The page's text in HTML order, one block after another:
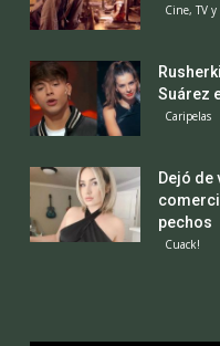
Cine, TV y
Suárez
Caripelas
Dejó de
pechos
Cuack!